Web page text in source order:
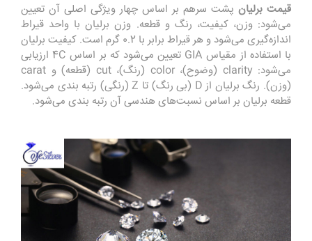
قیمت برلیان پشت سرهم بر اساس چهار ویژگی اصلی آن تعیین
می‌شود: وزن، کیفیت، رنگ و قطعه. وزن برلیان با واحد قیراط
اندازه‌گیری می‌شود و هر قیراط برابر با 0.2 گرم است. کیفیت برلیان
با استفاده از مقیاس GIA تعیین می‌شود که بر اساس 4C ارزیابی
می‌شود: clarity (وضوح)، color (رنگ)، cut (قطعه) و carat
(وزن). رنگ برلیان از D (بی رنگ) تا Z (رنگی) رتبه بندی می‌شود.
قطعه برلیان بر اساس نسبت‌های هندسی آن رتبه بندی می‌شود.